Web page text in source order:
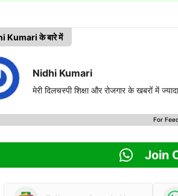
Kumari के बारे में
Nidhi Kumari
मेरी दिलचस्पी शिक्षा और रोजगार के खबरों में
For
Join